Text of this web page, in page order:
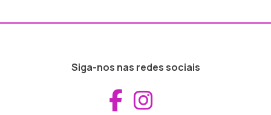
Siga-nos nas redes sociais
Aceder ao